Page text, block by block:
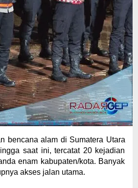
bencana alam di Sumatera Utara
saat ini, tercatat 20 kejadian
enam kabupaten/kota. Banyak
akses jalan utama.